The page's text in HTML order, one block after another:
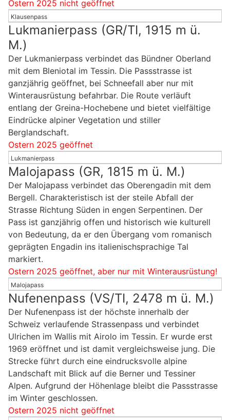
Ostern 2025 nicht geöffnet
Klausenpass
Lukmanierpass (GR/TI, 1915 m ü.
M.)
Der Lukmanierpass verbindet das Bündner Oberland
mit dem Bleniotal im Tessin. Die Passstrasse ist
ganzjährig geöffnet, bei Schneefall aber nur mit
Winterausrüstung befahrbar. Die Route verläuft
entlang der Greina-Hochebene und bietet vielfältige
Eindrücke alpiner Vegetation und stiller
Berglandschaft.
Ostern 2025 geöffnet
Lukmanierpass
Malojapass (GR, 1815 m ü. M.)
Der Malojapass verbindet das Oberengadin mit dem
Bergell. Charakteristisch ist der steile Abfall der
Strasse Richtung Süden in engen Serpentinen. Der
Pass ist ganzjährig offen und historisch wie kulturell
von Bedeutung, da er den Übergang vom romanisch
geprägten Engadin ins italienischsprachige Tal
markiert.
Ostern 2025 geöffnet, aber nur mit Winterausrüstung!
Malojapass
Nufenenpass (VS/TI, 2478 m ü. M.)
Der Nufenenpass ist der höchste innerhalb der
Schweiz verlaufende Strassenpass und verbindet
Ulrichen im Wallis mit Airolo im Tessin. Er wurde erst
1969 eröffnet und ist damit vergleichsweise jung. Die
Strecke führt durch eine eindrucksvolle alpine
Landschaft mit Blick auf die Berner und Tessiner
Alpen. Aufgrund der Höhenlage bleibt die Passstrasse
im Winter geschlossen.
Ostern 2025 nicht geöffnet